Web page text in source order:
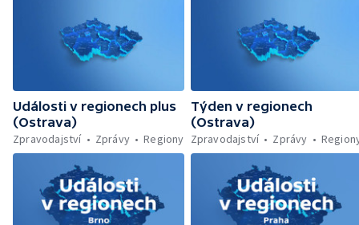
Události v regionech plus
(Ostrava)
Zpravodajství
Zprávy Regiony
Týden v regionech
(Ostrava)
Zpravodajství
Zprávy